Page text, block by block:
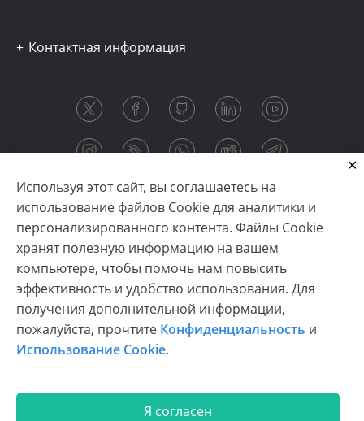
Используя этот сайт, вы соглашаетесь на
использование файлов Cookie для аналитики и
персонализированного контента. Файлы Cookie
хранят полезную информацию на вашем
компьютере, чтобы помочь нам повысить
эффективность и удобство использования. Для
получения дополнительной информации,
пожалуйста, прочтите Конфиденциальность и
Использование Cookie.
Я согласен
Контактная информация
Copyright © 2003-2026 CloudReports sp. z o.o. (dba
Stimulsoft). All rights reserved.
Конфиденциальность
En De